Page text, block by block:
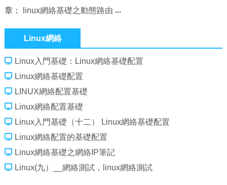
章：
linux網絡基礎之動態路由
Linux網絡
Linux入門基礎：Linux網絡基礎配置
Linux網絡基礎配置
LINUX網絡配置基礎
Linux網絡配置基礎
Linux入門基礎（十二） Linux網絡基礎配置
Linux網絡配置的基礎配置
Linux網絡基礎之網絡IP筆記
Linux(九）__網絡測試，linux網絡測試